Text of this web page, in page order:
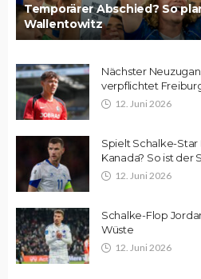
Temporärer Abschied? So
Wallentowitz
Nächster
verpflichtet
12. Juni 2026
Spielt Schalke-
Kanada? So ist der
12. Juni 2026
Schalke-Flop
Wüste
12. Juni 2026